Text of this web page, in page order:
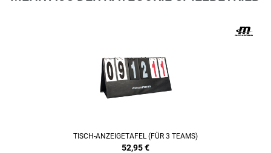
TISCH-ANZEIGETAFEL (FÜR 3 TEAMS)
52,95€